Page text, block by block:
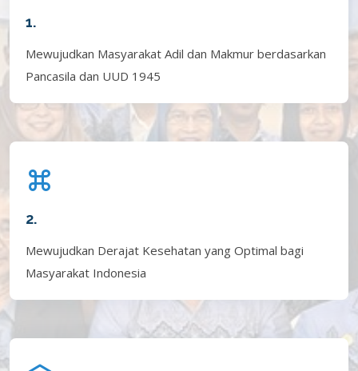
1.
Mewujudkan Masyarakat Adil dan Makmur berdasarkan
Pancasila dan UUD 1945
2.
Mewujudkan Derajat Kesehatan yang Optimal bagi
Masyarakat Indonesia